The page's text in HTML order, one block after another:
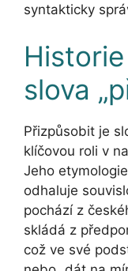
syntakticky
slova
Přizpůsobit je
klíčovou roli v
Jeho
odhaluje
pochází z
skládá z
což ve své